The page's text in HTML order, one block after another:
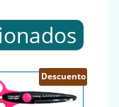
Descuento